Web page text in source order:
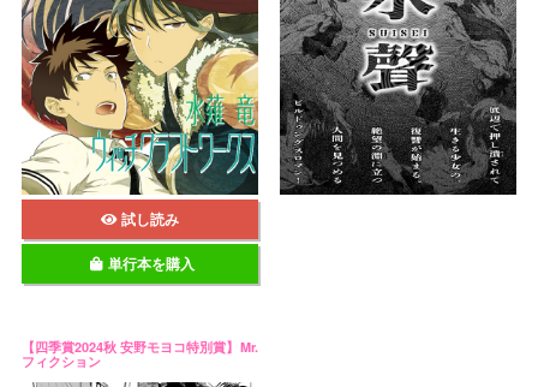
試し読み
単行本を購入
【四季賞2024秋 安野モヨコ特別賞】Mr.
フィクション